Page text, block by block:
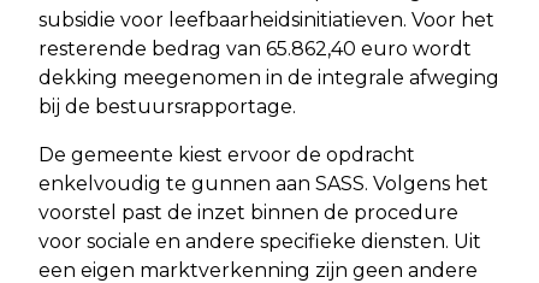
subsidie voor leefbaarheidsinitiatieven. Voor het
resterende bedrag van 65.862,40 euro wordt
dekking meegenomen in de integrale afweging
bij de bestuursrapportage.
De gemeente kiest ervoor de opdracht
enkelvoudig te gunnen aan SASS. Volgens het
voorstel past de inzet binnen de procedure
voor sociale en andere specifieke diensten. Uit
een eigen marktverkenning zijn geen andere